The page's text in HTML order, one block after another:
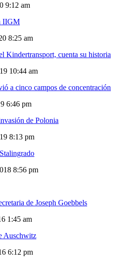
9:12 am
IIGM
8:25 am
Kindertransport, cuenta su historia
10:44 am
a cinco campos de concentración
6:46 pm
de Polonia
8:13 pm
8:56 pm
de Joseph Goebbels
1:45 am
Auschwitz
6:12 pm